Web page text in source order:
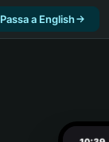
Passa a English